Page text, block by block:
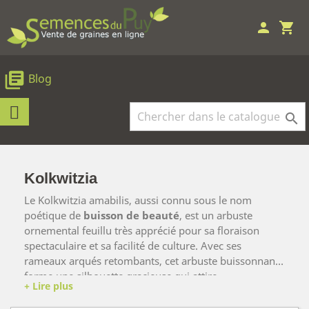
shopping_cart
person
library_books Blog

Kolkwitzia
Le Kolkwitzia amabilis, aussi connu sous le nom
poétique de buisson de beauté, est un arbuste
ornemental feuillu très apprécié pour sa floraison
spectaculaire et sa facilité de culture. Avec ses
rameaux arqués retombants, cet arbuste buissonnant
forme une silhouette gracieuse qui attire
immédiatement le regard.
Sa croissance rapide et sa capacité à s’adapter à la
plupart des sols en font un choix idéal pour une haie